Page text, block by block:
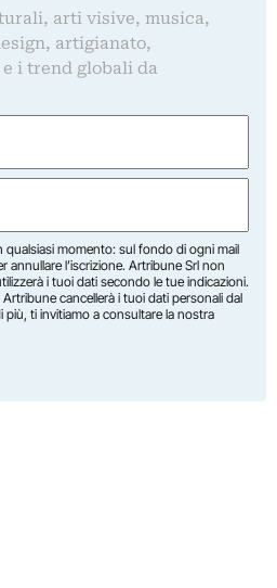
arti visive, musica,
artigianato,
i trend globali da
qualsiasi momento: sul fondo di ogni mail
annullare l’iscrizione. Artribune Srl non
i tuoi dati secondo le tue indicazioni.
Artribune cancellerà i tuoi dati personali dal
più, ti invitiamo a consultare la nostra